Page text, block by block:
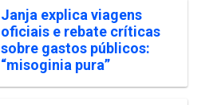
Janja explica viagens
oficiais e rebate críticas
sobre gastos públicos:
“misoginia pura”